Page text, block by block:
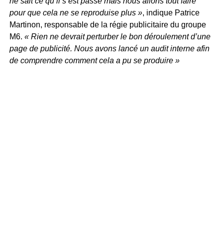
pour que cela ne se reproduise plus », indique Patrice
Martinon, responsable de la régie publicitaire du groupe
M6. « Rien ne devrait perturber le bon déroulement d’une
page de publicité. Nous avons lancé un audit interne afin
de comprendre comment cela a pu se produire »